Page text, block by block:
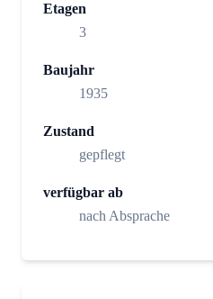
Etagen
3
Baujahr
1935
Zustand
gepflegt
verfügbar ab
nach Absprache